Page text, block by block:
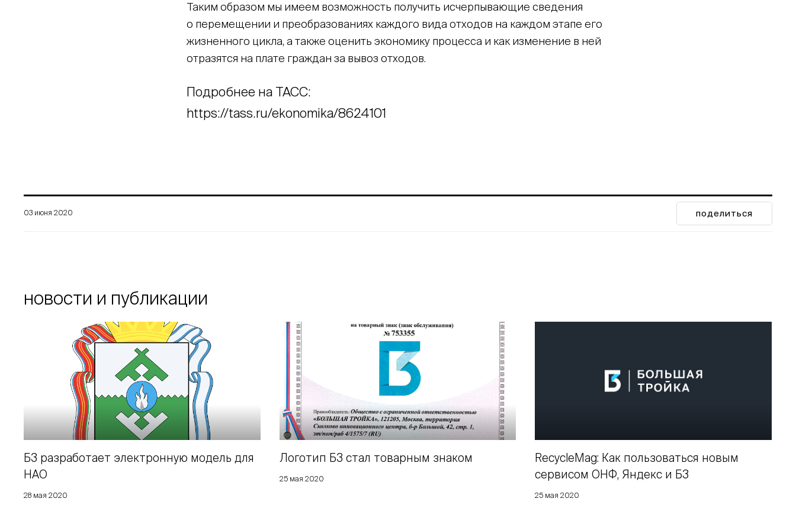
Таким образом мы имеем возможность получить исчерпывающие сведения
о перемещении и преобразованиях каждого вида отходов на каждом этапе его
жизненного цикла, а также оценить экономику процесса и как изменение в ней
отразятся на плате граждан за вывоз отходов.
Подробнее на ТАСС:
https://tass.ru/ekonomika/8624101
03 июня 2020 поделиться
новости и публикации
28 мая 2020
Б3 разработает электронную модель для
НАО
25 мая 2020
Логотип Б3 стал товарным знаком
25 мая 2020
RecycleMag: Как пользоваться новым
сервисом ОНФ, Яндекс и Б3